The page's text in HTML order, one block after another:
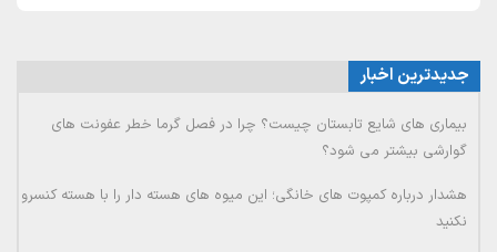
جدیدترین اخبار
بیماری های شایع تابستان چیست؟ چرا در فصل گرما خطر عفونت های
گوارشی بیشتر می شود؟
هشدار درباره کمپوت های خانگی؛ این میوه های هسته دار را با هسته کنسرو
نکنید